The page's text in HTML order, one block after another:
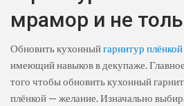
мрамор и не
Обновить кухонныйгарнитур
имеющий навыков в декупаже.
того чтобы обновить кухонный
плёнкой — желание. Изначально